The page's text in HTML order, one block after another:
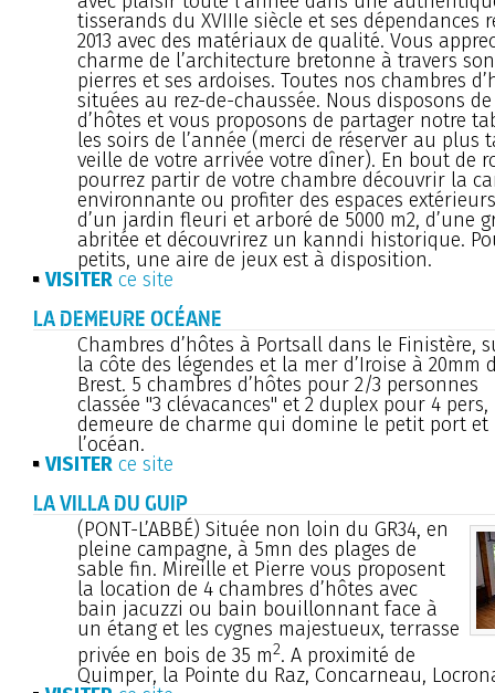
tisserands du XVIIIe siècle et ses dépendances
2013 avec des matériaux de qualité. Vous
charme de l’architecture bretonne à travers
pierres et ses ardoises. Toutes nos chambres
situées au rez-de-chaussée. Nous disposons
d’hôtes et vous proposons de partager notre
les soirs de l’année (merci de réserver au plus
veille de votre arrivée votre dîner). En bout de
pourrez partir de votre chambre découvrir la
environnante ou profiter des espaces
d’un jardin fleuri et arboré de 5000 m2, d’une
abritée et découvrirez un kanndi historique.
petits, une aire de jeux est à disposition.
VISITER ce site
LA DEMEURE OCÉANE
Chambres d’hôtes à Portsall dans le Finistère,
la côte des légendes et la mer d’Iroise à 20mm
Brest. 5 chambres d’hôtes pour 2/3 personnes
classée "3 clévacances" et 2 duplex pour 4 pers,
demeure de charme qui domine le petit port et
l’océan.
VISITER ce site
LA VILLA DU GUIP
(PONT-L’ABBÉ) Située non loin du GR34, en
pleine campagne, à 5mn des plages de
sable fin. Mireille et Pierre vous proposent
la location de 4 chambres d’hôtes avec
bain jacuzzi ou bain bouillonnant face à
un étang et les cygnes majestueux, terrasse
privée en bois de 35 m2. A proximité de
Quimper, la Pointe du Raz, Concarneau,